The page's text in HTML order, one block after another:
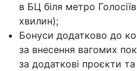
в БЦ біля метро
хвилин);
Бонуси додатково до
за внесення вагомих
за додаткові проєкти